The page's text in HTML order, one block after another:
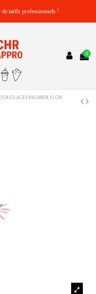
tarifs professionnels !
0
GLACES PALMIER 15 CM